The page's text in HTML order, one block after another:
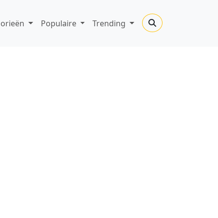
Populaire Trending